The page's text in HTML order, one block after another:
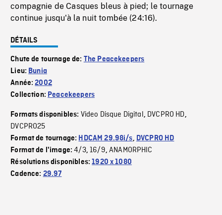
compagnie de Casques bleus à pied; le tournage
continue jusqu'à la nuit tombée (24:16).
DÉTAILS
Chute de tournage de: The Peacekeepers
Lieu: Bunia
Année:2002
Collection: Peacekeepers
Formats disponibles: Video Disque Digital, DVCPRO HD,
DVCPRO25
Format de tournage: HDCAM 29.98i/s, DVCPRO HD
Format de l'image:4/3,16/9,ANAMORPHIC
Résolutions disponibles:1920 x 1080
Cadence: 29.97